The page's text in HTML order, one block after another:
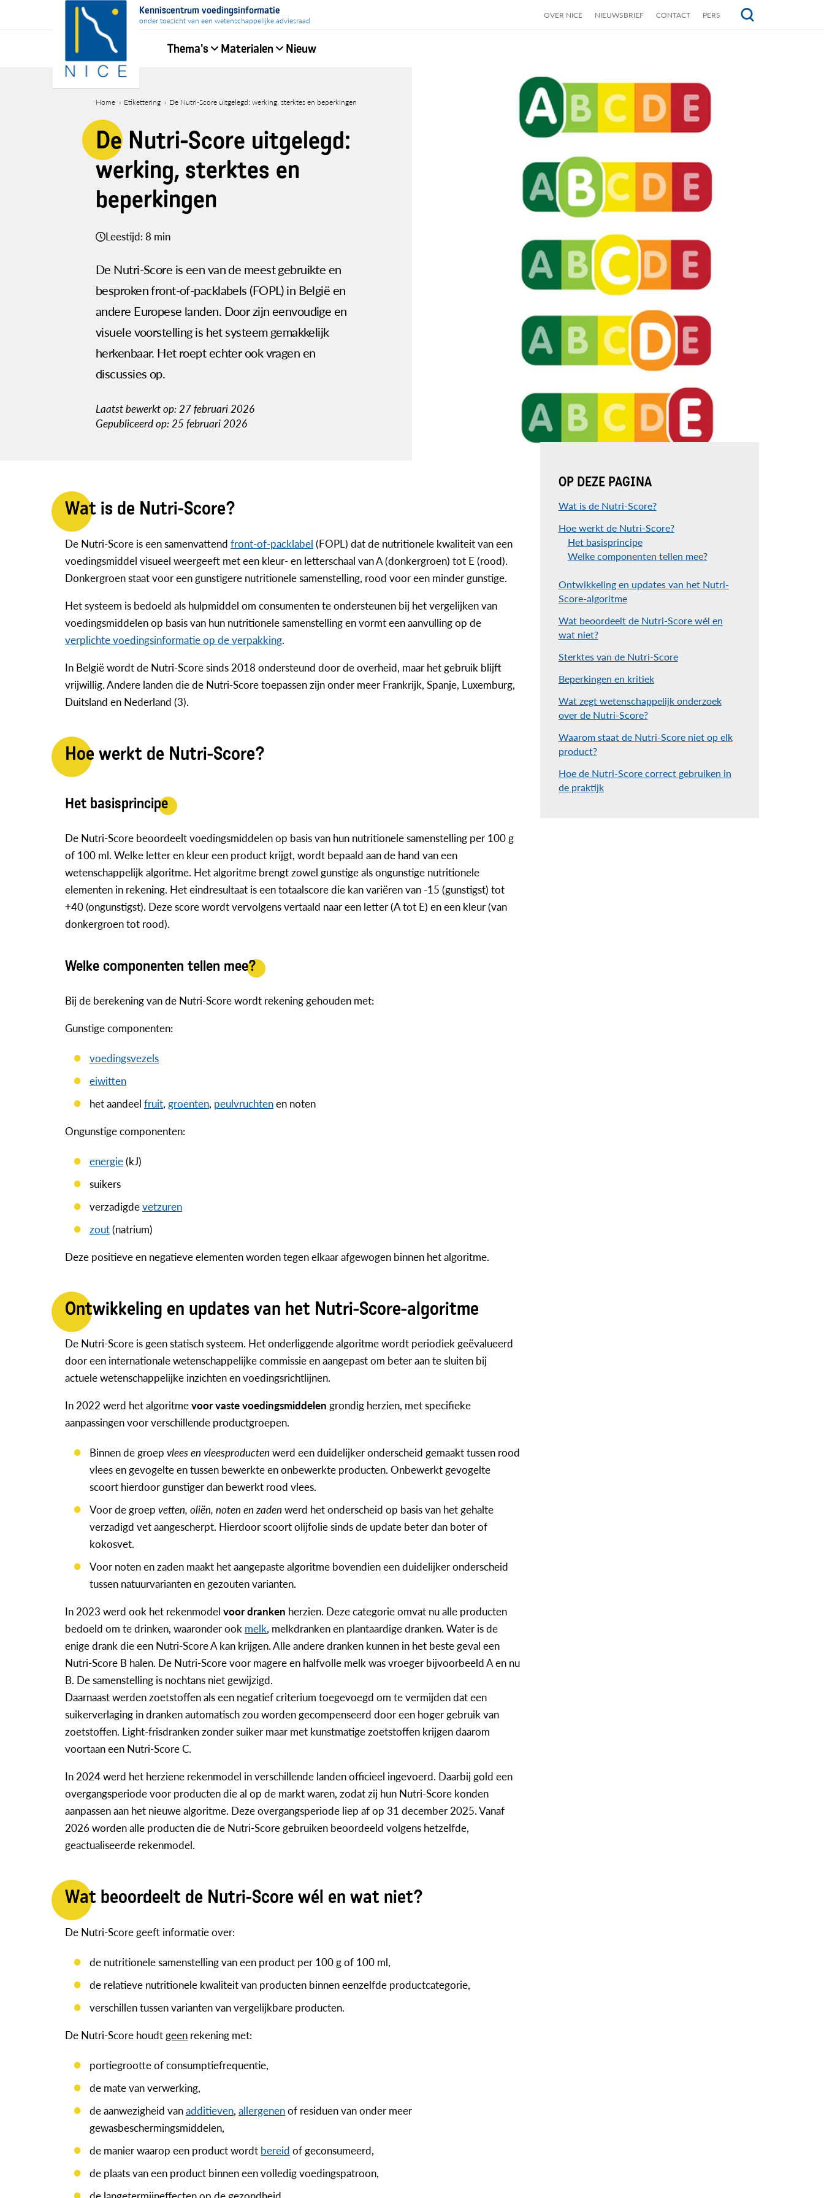
Kenniscentrum voedingsinformatie
onder toezicht van een wetenschappelijke adviesraad
OVER NICE NIEUWSBRIEF CONTACT PERS
Thema's Materialen Nieuw
Kruimelpad
Home Etikettering De Nutri-Score uitgelegd: werking, sterktes en beperkingen
De Nutri-Score uitgelegd:
werking, sterktes en
beperkingen
Leestijd: 8 min
De Nutri-Score is een van de meest gebruikte en
besproken front-of-packlabels (FOPL) in België en
andere Europese landen. Door zijn eenvoudige en
visuele voorstelling is het systeem gemakkelijk
herkenbaar. Het roept echter ook vragen en
discussies op.
Laatst bewerkt op: 27 februari 2026
Gepubliceerd op: 25 februari 2026
Wat is de Nutri-Score?
De Nutri-Score is een samenvattend front-of-packlabel (FOPL) dat de nutritionele kwaliteit van een
voedingsmiddel visueel weergeeft met een kleur- en letterschaal van A (donkergroen) tot E (rood).
Donkergroen staat voor een gunstigere nutritionele samenstelling, rood voor een minder gunstige.
Het systeem is bedoeld als hulpmiddel om consumenten te ondersteunen bij het vergelijken van
voedingsmiddelen op basis van hun nutritionele samenstelling en vormt een aanvulling op de
verplichte voedingsinformatie op de verpakking.
In België wordt de Nutri-Score sinds 2018 ondersteund door de overheid, maar het gebruik blijft
vrijwillig. Andere landen die de Nutri-Score toepassen zijn onder meer Frankrijk, Spanje, Luxemburg,
Duitsland en Nederland (3).
Hoe werkt de Nutri-Score?
Het basisprincipe
De Nutri-Score beoordeelt voedingsmiddelen op basis van hun nutritionele samenstelling per 100 g
of 100 ml. Welke letter en kleur een product krijgt, wordt bepaald aan de hand van een
wetenschappelijk algoritme. Het algoritme brengt zowel gunstige als ongunstige nutritionele
elementen in rekening. Het eindresultaat is een totaalscore die kan variëren van -15 (gunstigst) tot
+40 (ongunstigst). Deze score wordt vervolgens vertaald naar een letter (A tot E) en een kleur (van
donkergroen tot rood).
Welke componenten tellen mee?
Bij de berekening van de Nutri-Score wordt rekening gehouden met:
Gunstige componenten:
voedingsvezels
eiwitten
het aandeel fruit, groenten, peulvruchtenen noten
Ongunstige componenten:
energie(kJ)
suikers
verzadigdevetzuren
zout(natrium)
Deze positieve en negatieve elementen worden tegen elkaar afgewogen binnen het algoritme.
Ontwikkeling en updates van het Nutri-Score-algoritme
De Nutri-Score is geen statisch systeem. Het onderliggende algoritme wordt periodiek geëvalueerd
door een internationale wetenschappelijke commissie en aangepast om beter aan te sluiten bij
actuele wetenschappelijke inzichten en voedingsrichtlijnen.
In 2022 werd het algoritmevoor vaste voedingsmiddelen grondig herzien, met specifieke
aanpassingen voor verschillende productgroepen.
Binnen de groep vlees en vleesproducten werd een duidelijker onderscheid gemaakt tussen rood
vlees en gevogelte en tussen bewerkte en onbewerkte producten. Onbewerkt gevogelte
scoort hierdoor gunstiger dan bewerkt rood vlees.
Voor de groep vetten, oliën, noten en zaden werd het onderscheid op basis van het gehalte
verzadigd vet aangescherpt. Hierdoor scoort olijfolie sinds de update beter dan boter of
kokosvet.
Voor noten en zaden maakt het aangepaste algoritme bovendien een duidelijker onderscheid
tussen natuurvarianten en gezouten varianten.
In 2023 werd ook het rekenmodel voor dranken herzien. Deze categorie omvat nu alle producten
bedoeld om te drinken, waaronder ook melk, melkdranken en plantaardige dranken. Water is de
enige drank die een Nutri-Score A kan krijgen. Alle andere dranken kunnen in het beste geval een
Nutri-Score B halen. De Nutri-Score voor magere en halfvolle melk was vroeger bijvoorbeeld A en nu
B. De samenstelling is nochtans niet gewijzigd.
Daarnaast werden zoetstoffen als een negatief criterium toegevoegd om te vermijden dat een
suikerverlaging in dranken automatisch zou worden gecompenseerd door een hoger gebruik van
zoetstoffen. Light-frisdranken zonder suiker maar met kunstmatige zoetstoffen krijgen daarom
voortaan een Nutri-Score C.
In 2024 werd het herziene rekenmodel in verschillende landen officieel ingevoerd. Daarbij gold een
overgangsperiode voor producten die al op de markt waren, zodat zij hun Nutri-Score konden
aanpassen aan het nieuwe algoritme. Deze overgangsperiode liep af op 31 december 2025. Vanaf
2026 worden alle producten die de Nutri-Score gebruiken beoordeeld volgens hetzelfde,
geactualiseerde rekenmodel.
Wat beoordeelt de Nutri-Score wél en wat niet?
De Nutri-Score geeft informatie over:
de nutritionele samenstelling van een product per 100 g of 100 ml,
de relatieve nutritionele kwaliteit van producten binnen eenzelfde productcategorie,
verschillen tussen varianten van vergelijkbare producten.
De Nutri-Score houdtgeen rekening met:
portiegrootte of consumptiefrequentie,
de mate van verwerking,
de aanwezigheid vanadditieven, allergenenof residuen van onder meer
gewasbeschermingsmiddelen,
de manier waarop een product wordt bereid of geconsumeerd,
de plaats van een product binnen een volledig voedingspatroon,
OP DEZE PAGINA
Wat is de Nutri-Score?
Hoe werkt de Nutri-Score?
Het basisprincipe
Welke componenten tellen mee?
Ontwikkeling en updates van het Nutri-
Score-algoritme
Wat beoordeelt de Nutri-Score wél en
wat niet?
Sterktes van de Nutri-Score
Beperkingen en kritiek
Wat zegt wetenschappelijk onderzoek
over de Nutri-Score?
Waarom staat de Nutri-Score niet op elk
product?
Hoe de Nutri-Score correct gebruiken in
de praktijk